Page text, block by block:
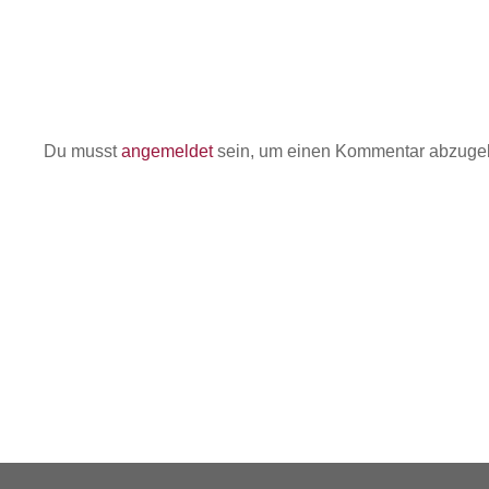
Du musstangemeldetsein, um einen Kommentar